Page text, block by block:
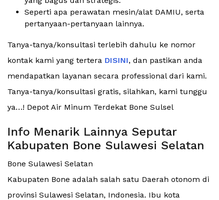
Seperti apa perawatan mesin/alat DAMIU, serta
pertanyaan-pertanyaan lainnya.
Tanya-tanya/konsultasi terlebih dahulu ke nomor
kontak kami yang tertera DISINI, dan pastikan anda
mendapatkan layanan secara professional dari kami.
Tanya-tanya/konsultasi gratis, silahkan, kami tunggu
ya…! Depot Air Minum Terdekat Bone Sulsel
Info Menarik Lainnya Seputar
Kabupaten Bone Sulawesi Selatan
Bone Sulawesi Selatan
Kabupaten Bone adalah salah satu Daerah otonom di
provinsi Sulawesi Selatan, Indonesia. Ibu kota